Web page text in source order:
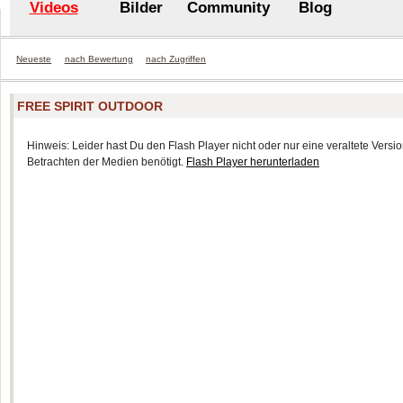
Videos Bilder Community Blog
Neueste nach Bewertung nach Zugriffen
FREE SPIRIT OUTDOOR
Hinweis: Leider hast Du den Flash Player nicht oder nur eine veraltete
Betrachten der Medien benötigt. Flash Player herunterladen